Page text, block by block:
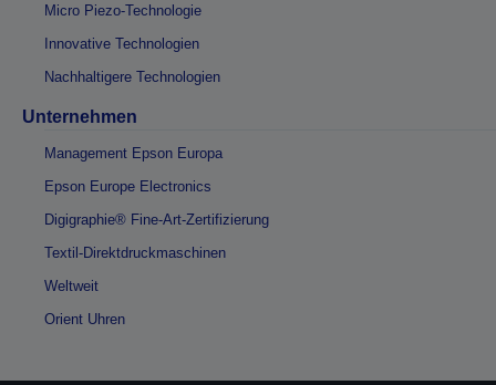
Micro Piezo-Technologie
Innovative Technologien
Nachhaltigere Technologien
Unternehmen
Management Epson Europa
Epson Europe Electronics
Digigraphie® Fine-Art-Zertifizierung
Textil-Direktdruckmaschinen
Weltweit
Orient Uhren